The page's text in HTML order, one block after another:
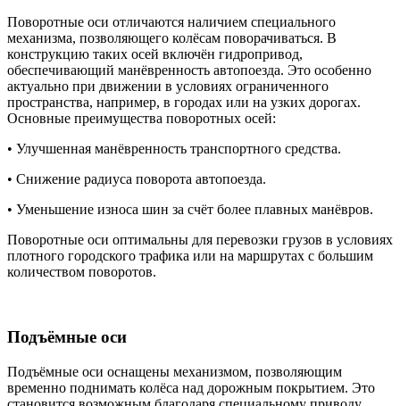
Поворотные оси отличаются наличием специального
механизма, позволяющего колёсам поворачиваться. В
конструкцию таких осей включён гидропривод,
обеспечивающий манёвренность автопоезда. Это особенно
актуально при движении в условиях ограниченного
пространства, например, в городах или на узких дорогах.
Основные преимущества поворотных осей:
• Улучшенная манёвренность транспортного средства.
• Снижение радиуса поворота автопоезда.
• Уменьшение износа шин за счёт более плавных манёвров.
Поворотные оси оптимальны для перевозки грузов в условиях
плотного городского трафика или на маршрутах с большим
количеством поворотов.
Подъёмные оси
Подъёмные оси оснащены механизмом, позволяющим
временно поднимать колёса над дорожным покрытием. Это